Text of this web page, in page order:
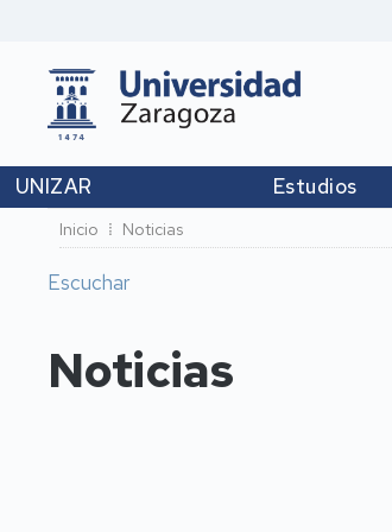
UNIZAR Estudios
Ruta
de
navegación
Inicio Noticias
Escuchar
Noticias